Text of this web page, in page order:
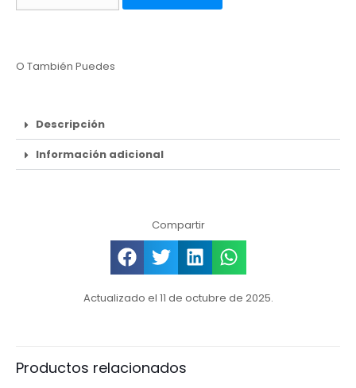
O También Puedes
Descripción
Información adicional
Compartir
Actualizado el 11 de octubre de 2025.
Productos relacionados